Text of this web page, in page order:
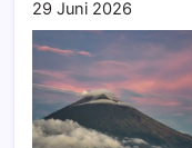
29 Juni 2026